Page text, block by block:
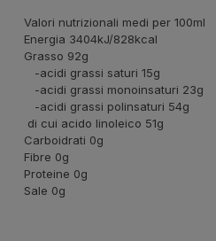
Valori nutrizionali medi per 100ml
Energia 3404kJ/828kcal
Grasso 92g
-acidi grassi saturi 15g
-acidi grassi monoinsaturi 23g
-acidi grassi polinsaturi 54g
di cui acido linoleico 51g
Carboidrati 0g
Fibre 0g
Proteine 0g
Sale 0g